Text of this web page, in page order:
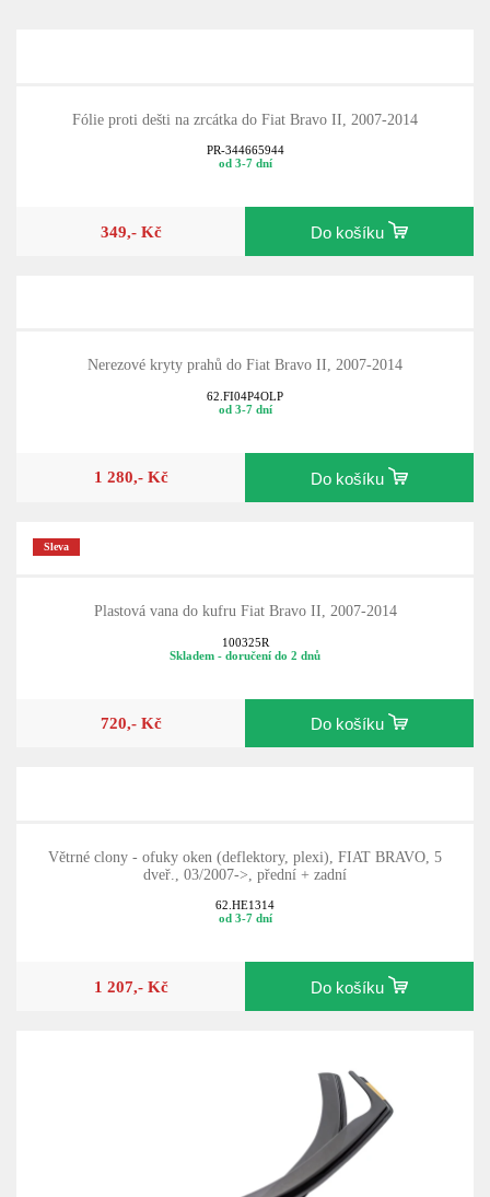
Fólie proti dešti na zrcátka do Fiat Bravo II, 2007-2014
PR-344665944
od 3-7 dní
349,- Kč Do košíku
Nerezové kryty prahů do Fiat Bravo II, 2007-2014
62.FI04P4OLP
od 3-7 dní
1 280,- Kč Do košíku
Sleva
Plastová vana do kufru Fiat Bravo II, 2007-2014
100325R
Skladem - doručení do 2 dnů
720,- Kč Do košíku
Větrné clony - ofuky oken (deflektory, plexi), FIAT BRAVO, 5
dveř., 03/2007->, přední + zadní
62.HE1314
od 3-7 dní
1 207,- Kč Do košíku